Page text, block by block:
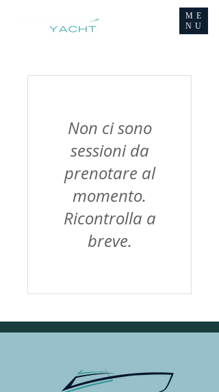
ME
NU
Non ci sono
sessioni da
prenotare al
momento.
Ricontrolla a
breve.